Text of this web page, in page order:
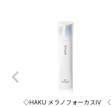
◇HAKU メラノフォーカスIV